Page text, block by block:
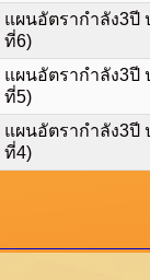
แผนอัตรากำลัง3ปี
ที่6)
แผนอัตรากำลัง3ปี
ที่5)
แผนอัตรากำลัง3ปี
ที่4)